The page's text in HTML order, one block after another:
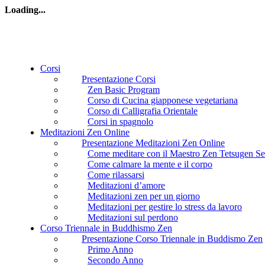
Loading...
Corsi
Presentazione Corsi
Zen Basic Program
Corso di Cucina giapponese vegetariana
Corso di Calligrafia Orientale
Corsi in spagnolo
Meditazioni Zen Online
Presentazione Meditazioni Zen Online
Come meditare con il Maestro Zen Tetsugen
Come calmare la mente e il corpo
Come rilassarsi
Meditazioni d’amore
Meditazioni zen per un giorno
Meditazioni per gestire lo stress da lavoro
Meditazioni sul perdono
Corso Triennale in Buddhismo Zen
Presentazione Corso Triennale in Buddismo Zen
Primo Anno
Secondo Anno